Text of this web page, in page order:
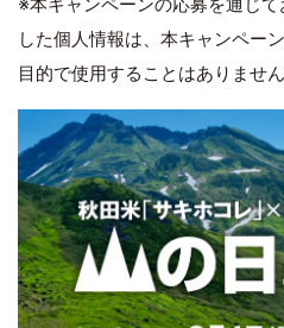
※本キャンペーンの応募を通じ
した個人情報は、本キャンペー
目的で使用することはありません